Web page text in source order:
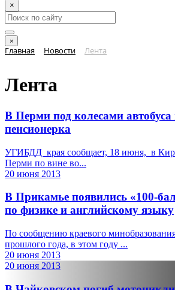
×
×
Главная Новости Лента
Лента
В Перми под колесами автобуса
пенсионерка
УГИБДД края сообщает, 18 июня, в
Перми по вине во...
20 июня 2013
В Прикамье появились «100-
по физике и английскому языку
По сообщению краевого
прошлого года, в этом году ...
20 июня 2013
20 июня 2013